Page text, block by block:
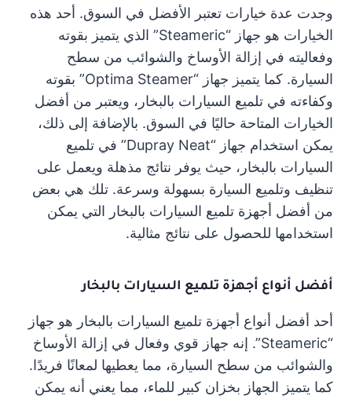
وجدت عدة خيارات تعتبر الأفضل في السوق. أحد هذه
الخيارات هو جهاز “Steameric” الذي يتميز بقوته
وفعاليته في إزالة الأوساخ والشوائب من سطح
السيارة. كما يتميز جهاز “Optima Steamer” بقوته
وكفاءته في تلميع السيارات بالبخار، ويعتبر من أفضل
الخيارات المتاحة حاليًا في السوق. بالإضافة إلى ذلك،
يمكن استخدام جهاز “Dupray Neat” في تلميع
السيارات بالبخار، حيث يوفر نتائج مذهلة ويعمل على
تنظيف وتلميع السيارة بسهولة وسرعة. تلك هي بعض
من أفضل أجهزة تلميع السيارات بالبخار التي يمكن
استخدامها للحصول على نتائج مثالية.
أفضل أنواع أجهزة تلميع السيارات بالبخار
أحد أفضل أنواع أجهزة تلميع السيارات بالبخار هو جهاز
“Steameric”. إنه جهاز قوي وفعال في إزالة الأوساخ
والشوائب من سطح السيارة، مما يعطيها لمعانًا فريدًا.
كما يتميز الجهاز بخزان كبير للماء، مما يعني أنه يمكن